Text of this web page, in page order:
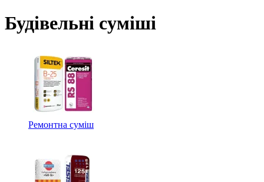
Будівельні суміші
Ремонтна суміш